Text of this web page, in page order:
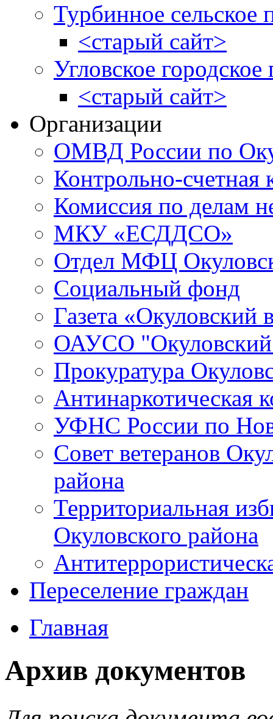
Турбинное сельское
<старый сайт>
Угловское городское
<старый сайт>
Организации
ОМВД России по
Контрольно-счетная
Комиссия по делам
МКУ «ЕСДДСО»
Отдел МФЦ
Социальный фонд
Газета «Окуловский
ОАУСО
Прокуратура
Антинаркотическая
УФНС России по
Совет ветеранов
района
Территориальная
Окуловского района
Переселение граждан
Главная
Архив документов